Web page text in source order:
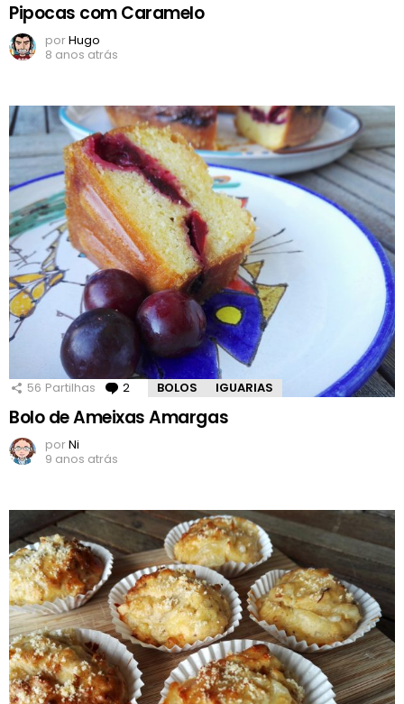
Pipocas com Caramelo
porHugo
8 anos atrás
56 Partilhas 2 Comentários
BOLOS IGUARIAS
Bolo de Ameixas Amargas
porNi
9 anos atrás